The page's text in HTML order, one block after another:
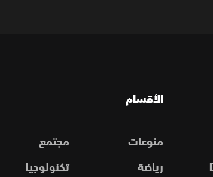
الأقسام
منوعات
مجتمع
رياضة
تكنولوجيا